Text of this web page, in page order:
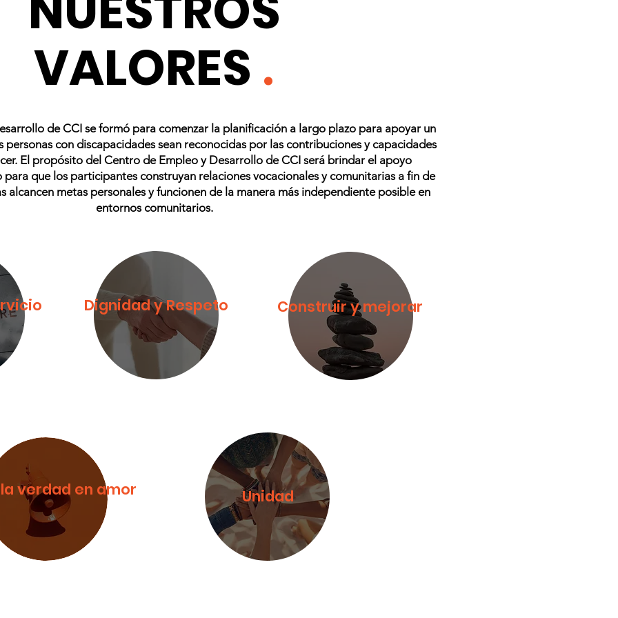
VALORES .
de CCI se formó para comenzar la planificación a largo plazo para apoyar un
con discapacidades sean reconocidas por las contribuciones y capacidades
El propósito del Centro de Empleo y Desarrollo de CCI será brindar el apoyo
que los participantes construyan relaciones vocacionales y comunitarias a fin de
alcancen metas personales y funcionen de la manera más independiente posible en
entornos comunitarios.
Dignidad y Respeto Construir y mejorar
verdad en amor Unidad